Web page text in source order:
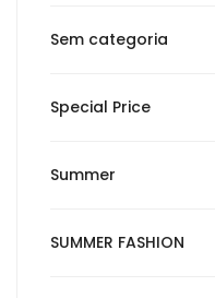
Sem categoria
Special Price
Summer
SUMMER FASHION